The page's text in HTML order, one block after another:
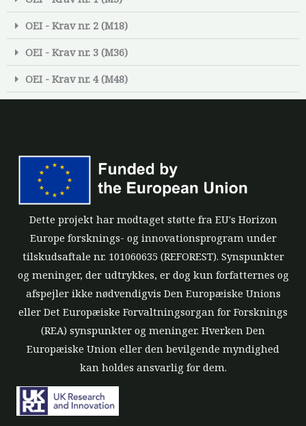
OEI - Krav nr. 2 (M18)
OEI - Krav nr. 3 (M36)
OEI - Krav nr. 4 (M48)
Dette projekt har modtaget støtte fra EU's Horizon
Europe forsknings- og innovationsprogram under
tilskudsaftale nr. 101060635 (REFOREST). Synspunkter
og meninger, der udtrykkes, er dog kun forfatternes og
afspejler ikke nødvendigvis Den Europæiske Unions
eller Det Europæiske Forvaltningsorgan for Forsknings
(REA) synspunkter og meninger. Hverken Den
Europæiske Union eller den bevilgende myndighed
kan holdes ansvarlig for dem.